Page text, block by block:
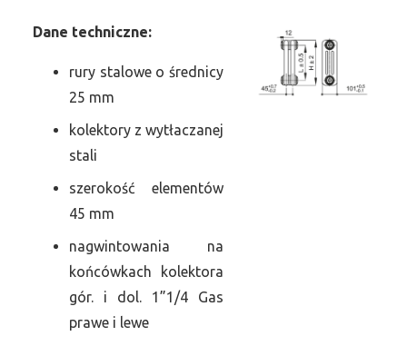
Dane techniczne:
rury stalowe o średnicy
25 mm
kolektory z wytłaczanej
stali
szerokość elementów
45 mm
nagwintowania na
końcówkach kolektora
gór. i dol. 1”1/4 Gas
prawe i lewe